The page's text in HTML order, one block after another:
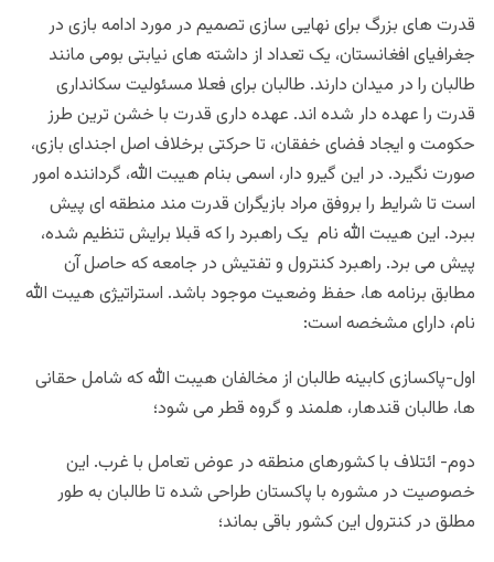
قدرت های بزرگ برای نهایی سازی تصمیم در مورد ادامه بازی در
جغرافیای افغانستان، یک تعداد از داشته های نیابتی بومی مانند
طالبان را در میدان دارند. طالبان برای فعلا مسئولیت سکانداری
قدرت را عهده دار شده اند. عهده داری قدرت با خشن ترین طرز
حکومت و ایجاد فضای خفقان، تا حرکتی برخلاف اصل اجندای بازی،
صورت نگیرد. در این گیرو دار، اسمی بنام هیبت الله، گرداننده امور
است تا شرایط را بروفق مراد بازیگران قدرت مند منطقه ای پیش
ببرد. این هیبت الله نام یک راهبرد را که قبلا برایش تنظیم شده،
پیش می برد. راهبرد کنترول و تفتیش در جامعه که حاصل آن
مطابق برنامه ها، حفظ وضعیت موجود باشد. استراتیژی هیبت الله
نام، دارای مشخصه است:
اول-پاکسازی کابینه طالبان از مخالفان هیبت الله که شامل حقانی
ها، طالبان قندهار، هلمند و گروه قطر می شود؛
دوم- ائتلاف با کشورهای منطقه در عوض تعامل با غرب. این
خصوصیت در مشوره با پاکستان طراحی شده تا طالبان به طور
مطلق در کنترول این کشور باقی بماند؛